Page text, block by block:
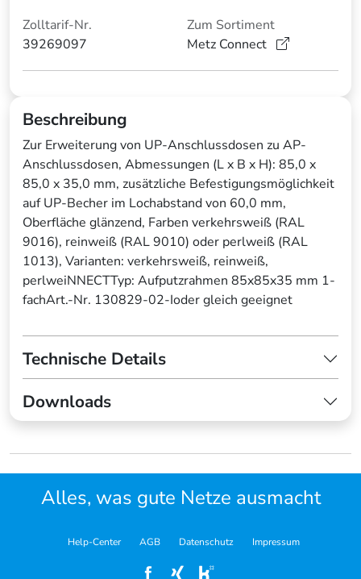
Zolltarif-Nr.
39269097
Zum Sortiment
Metz Connect
Beschreibung
Zur Erweiterung von UP-Anschlussdosen zu AP-
Anschlussdosen, Abmessungen (L x B x H): 85,0 x
85,0 x 35,0 mm, zusätzliche Befestigungsmöglichkeit
auf UP-Becher im Lochabstand von 60,0 mm,
Oberfläche glänzend, Farben verkehrsweiß (RAL
9016), reinweiß (RAL 9010) oder perlweiß (RAL
1013), Varianten: verkehrsweiß, reinweiß,
perlweiNNECTTyp: Aufputzrahmen 85x85x35 mm 1-
fachArt.-Nr. 130829-02-Ioder gleich geeignet
Technische Details
Downloads
Alles, was gute Netze ausmacht
Help-Center AGB Datenschutz Impressum